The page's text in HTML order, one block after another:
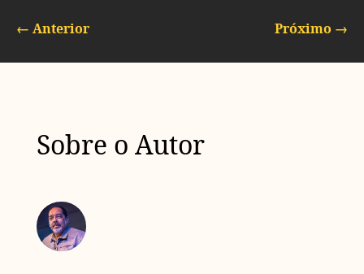
← Anterior Próximo →
Sobre o Autor